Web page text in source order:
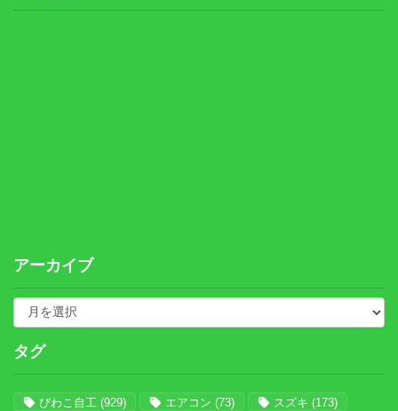
アーカイブ
タグ
びわこ自工 (929) エアコン (73) スズキ (173)